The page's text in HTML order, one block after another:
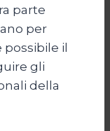
parte
per
il
gli
della